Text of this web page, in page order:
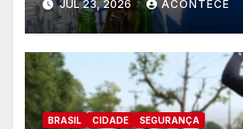
JUL 23, 2026 ACONTECE
BRASIL CIDADE SEGURANÇA